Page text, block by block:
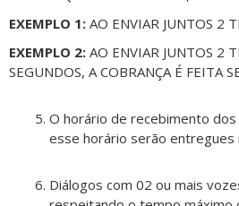
EXEMPLO 1: AO ENVIAR JUNTOS 2
EXEMPLO 2: AO ENVIAR JUNTOS 2
SEGUNDOS, A COBRANÇA É FEITA
O horário de recebimento
esse horário serão entregues
Diálogos com 02 ou mais